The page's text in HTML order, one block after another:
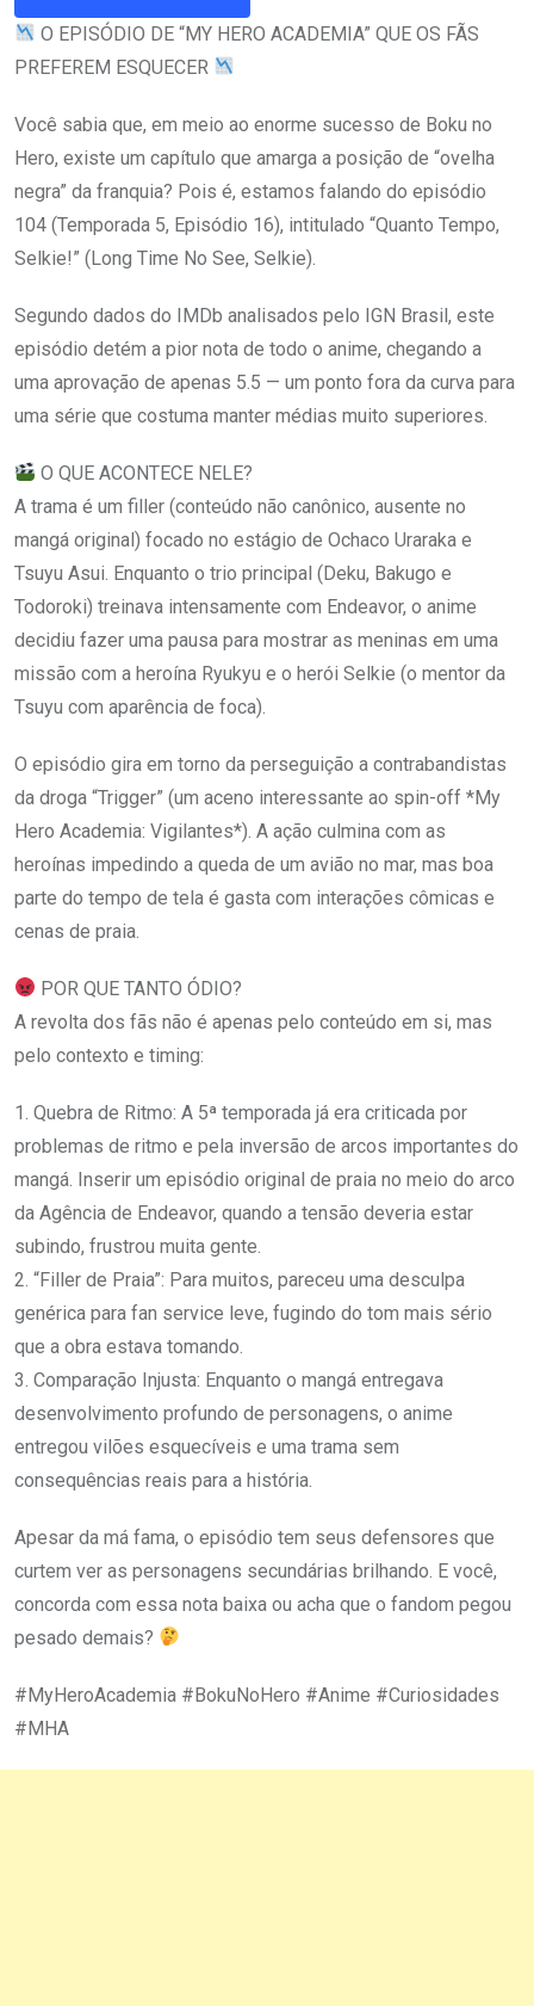
O EPISÓDIO DE “MY HERO ACADEMIA” QUE OS FÃS
PREFEREM ESQUECER
Você sabia que, em meio ao enorme sucesso de Boku no
Hero, existe um capítulo que amarga a posição de “ovelha
negra” da franquia? Pois é, estamos falando do episódio
104 (Temporada 5, Episódio 16), intitulado “Quanto Tempo,
Selkie!” (Long Time No See, Selkie).
Segundo dados do IMDb analisados pelo IGN Brasil, este
episódio detém a pior nota de todo o anime, chegando a
uma aprovação de apenas 5.5 — um ponto fora da curva para
uma série que costuma manter médias muito superiores.
O QUE ACONTECE NELE?
A trama é um filler (conteúdo não canônico, ausente no
mangá original) focado no estágio de Ochaco Uraraka e
Tsuyu Asui. Enquanto o trio principal (Deku, Bakugo e
Todoroki) treinava intensamente com Endeavor, o anime
decidiu fazer uma pausa para mostrar as meninas em uma
missão com a heroína Ryukyu e o herói Selkie (o mentor da
Tsuyu com aparência de foca).
O episódio gira em torno da perseguição a contrabandistas
da droga “Trigger” (um aceno interessante ao spin-off *My
Hero Academia: Vigilantes*). A ação culmina com as
heroínas impedindo a queda de um avião no mar, mas boa
parte do tempo de tela é gasta com interações cômicas e
cenas de praia.
POR QUE TANTO ÓDIO?
A revolta dos fãs não é apenas pelo conteúdo em si, mas
pelo contexto e timing:
1. Quebra de Ritmo: A 5ª temporada já era criticada por
problemas de ritmo e pela inversão de arcos importantes do
mangá. Inserir um episódio original de praia no meio do arco
da Agência de Endeavor, quando a tensão deveria estar
subindo, frustrou muita gente.
2. “Filler de Praia”: Para muitos, pareceu uma desculpa
genérica para fan service leve, fugindo do tom mais sério
que a obra estava tomando.
3. Comparação Injusta: Enquanto o mangá entregava
desenvolvimento profundo de personagens, o anime
entregou vilões esquecíveis e uma trama sem
consequências reais para a história.
Apesar da má fama, o episódio tem seus defensores que
curtem ver as personagens secundárias brilhando. E você,
concorda com essa nota baixa ou acha que o fandom pegou
pesado demais?
#MyHeroAcademia #BokuNoHero #Anime #Curiosidades
#MHA